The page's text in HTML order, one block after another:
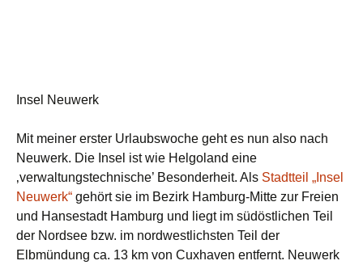
Insel Neuwerk
Mit meiner erster Urlaubswoche geht es nun also nach
Neuwerk. Die Insel ist wie Helgoland eine
‚verwaltungstechnische’ Besonderheit. Als Stadtteil „Insel
Neuwerk“ gehört sie im Bezirk Hamburg-Mitte zur Freien
und Hansestadt Hamburg und liegt im südöstlichen Teil
der Nordsee bzw. im nordwestlichsten Teil der
Elbmündung ca. 13 km von Cuxhaven entfernt. Neuwerk